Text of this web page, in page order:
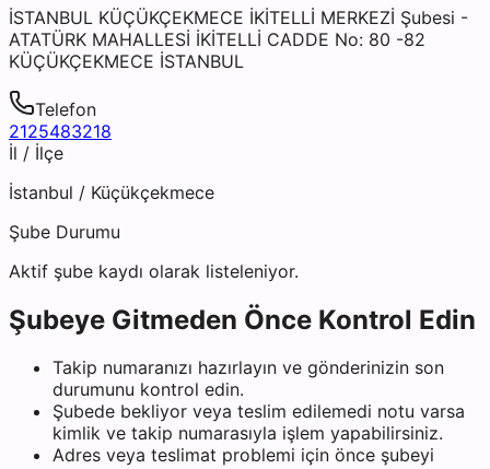
İSTANBUL KÜÇÜKÇEKMECE İKİTELLİ MERKEZİ Şubesi -
ATATÜRK MAHALLESİ İKİTELLİ CADDE No: 80 -82
KÜÇÜKÇEKMECE İSTANBUL
Telefon
2125483218
İl / İlçe
İstanbul / Küçükçekmece
Şube Durumu
Aktif şube kaydı olarak listeleniyor.
Şubeye Gitmeden Önce Kontrol Edin
Takip numaranızı hazırlayın ve gönderinizin son
durumunu kontrol edin.
Şubede bekliyor veya teslim edilemedi notu varsa
kimlik ve takip numarasıyla işlem yapabilirsiniz.
Adres veya teslimat problemi için önce şubeyi